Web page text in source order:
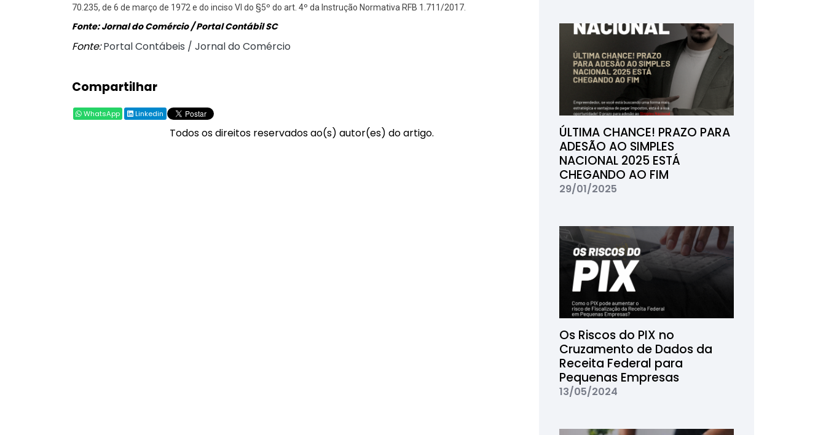
70.235, de 6 de março de 1972 e do inciso VI do §5º do art. 4º da Instrução Normativa RFB 1.711/2017.
Fonte: Jornal do Comércio / Portal Contábil SC
Fonte: Portal Contábeis / Jornal do Comércio
Compartilhar
WhatsApp Linkedin
Todos os direitos reservados ao(s) autor(es) do artigo.
ÚLTIMA CHANCE! PRAZO PARA
ADESÃO AO SIMPLES
NACIONAL 2025 ESTÁ
CHEGANDO AO FIM
29/01/2025
Os Riscos do PIX no
Cruzamento de Dados da
Receita Federal para
Pequenas Empresas
13/05/2024